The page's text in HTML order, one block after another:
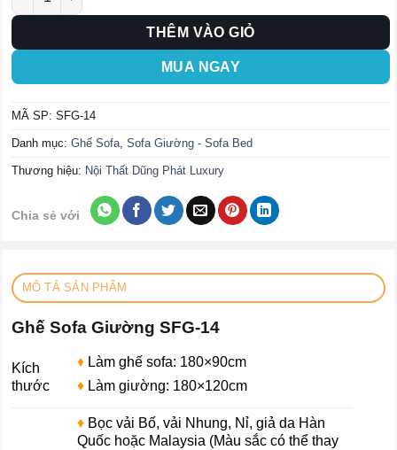
THÊM VÀO GIỎ
MUA NGAY
MÃ SP: SFG-14
Danh mục: Ghế Sofa, Sofa Giường - Sofa Bed
Thương hiệu: Nội Thất Dũng Phát Luxury
Chia sẻ với
MÔ TẢ SẢN PHẨM
Ghế Sofa Giường SFG-14
Kích
thước
♦ Làm ghế sofa: 180×90cm
♦ Làm giường: 180×120cm
♦ Bọc vải Bố, vải Nhung, Nỉ, giả da Hàn
Quốc hoặc Malaysia (Màu sắc có thể thay